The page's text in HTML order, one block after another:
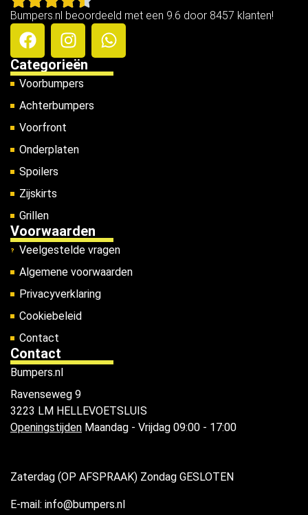
Bumpers.nl beoordeeld met een 9.6 door 8457 klanten!
Categorieën
Voorbumpers
Achterbumpers
Voorfront
Onderplaten
Spoilers
Zijskirts
Grillen
Voorwaarden
Veelgestelde vragen
Algemene voorwaarden
Privacyverklaring
Cookiebeleid
Contact
Contact
Bumpers.nl
Ravenseweg 9
3223 LM HELLEVOETSLUIS
Openingstijden Maandag - Vrijdag 09:00 - 17:00
Zaterdag (OP AFSPRAAK) Zondag GESLOTEN
E-mail: info@bumpers.nl